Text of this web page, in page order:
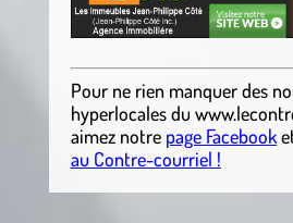
Pour ne rien manquer des
hyperlocales du
aimez notre page Facebook
au Contre-courriel !